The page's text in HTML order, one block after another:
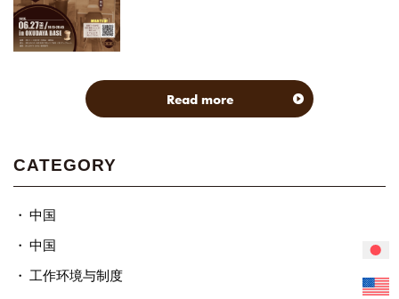
Read more
CATEGORY
中国
中国
工作环境与制度